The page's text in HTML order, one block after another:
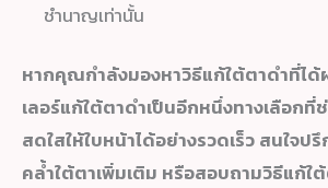
ชำนาญเท่านั้น
หากคุณกำลังมองหาวิธีแก้ใต้ตาดำที่ได้
เลอร์แก้ใต้ตาดำเป็นอีกหนึ่งทางเลือก
สดใสให้ใบหน้าได้อย่างรวดเร็ว สนใจ
คล้ำใต้ตาเพิ่มเติม หรือสอบถามวิธีแก้ใ